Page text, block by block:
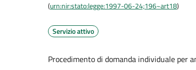
(urn:nir:stato:legge:1997-06-24;196~art18)
Servizio attivo
Procedimento di domanda individuale per